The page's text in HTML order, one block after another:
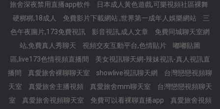
旅舍深夜禁用直播app軟件
日本成人黃色遊戲,可樂視頻社區裸舞
硬梆梆,18成人
免費影片下載網站 ,世界第一成年人娛樂網站
三
色午夜圖片,173免費視訊
影音視訊,成人文章
免費同城聊天室網
站,免費真人秀聊天
視頻交友互動平台,色情貼片
嘟嘟貼圖
區,live173色情視頻直播間
美女視訊聊天網-辣妹視訊-真人視訊直
播間
真愛旅舍裸聊聊天室 showlive視訊聊天網
台灣戀戀視頻聊
天室
真愛旅舍主播視頻 真愛旅舍mm聊天室
台灣戀戀視頻聊天
室
真愛旅舍視頻聊天室 免費可以看裸聊直播app
真愛旅舍視頻